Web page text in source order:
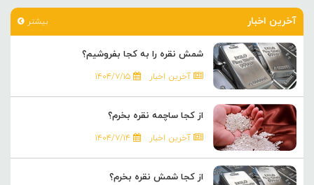
آخرین اخبار بیشتر
شمش نقره را به کجا بفروشیم؟
آخرین اخبار ۱۴۰۴/۷/۱۵
از کجا ساچمه نقره بخرم؟
آخرین اخبار ۱۴۰۴/۷/۱۴
از کجا شمش نقره بخرم؟